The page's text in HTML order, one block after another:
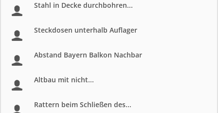
Stahl in Decke durchbohren...
Steckdosen unterhalb Auflager
Abstand Bayern Balkon Nachbar
Altbau mit nicht...
Rattern beim Schließen des...